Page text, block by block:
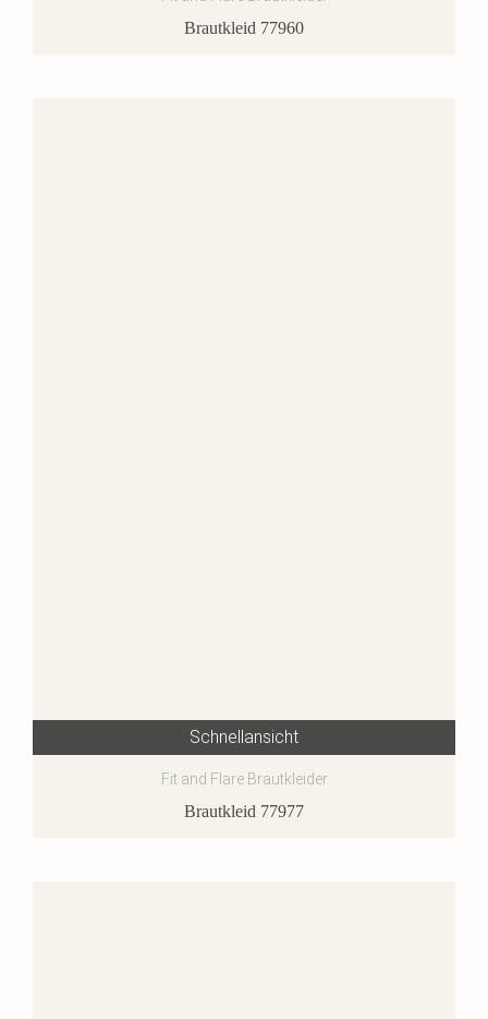
Brautkleid 77960
Schnellansicht
Fit and Flare Brautkleider
Brautkleid 77977